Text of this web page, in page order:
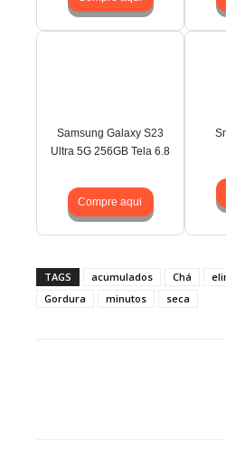
Samsung Galaxy S23
Ultra 5G 256GB Tela 6.8
Compre aqui
TAGS acumulados Chá
Gordura
minutos seca